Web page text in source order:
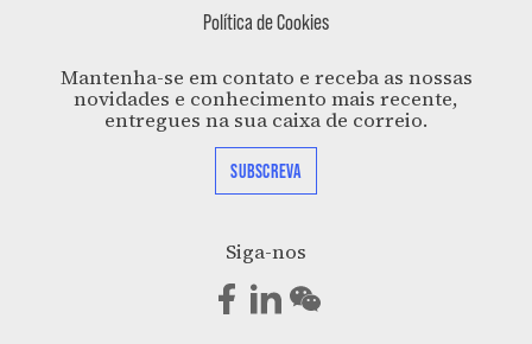
Política de Cookies
Mantenha-se em contato e receba as nossas
novidades e conhecimento mais recente,
entregues na sua caixa de correio.
SUBSCREVA
Siga-nos